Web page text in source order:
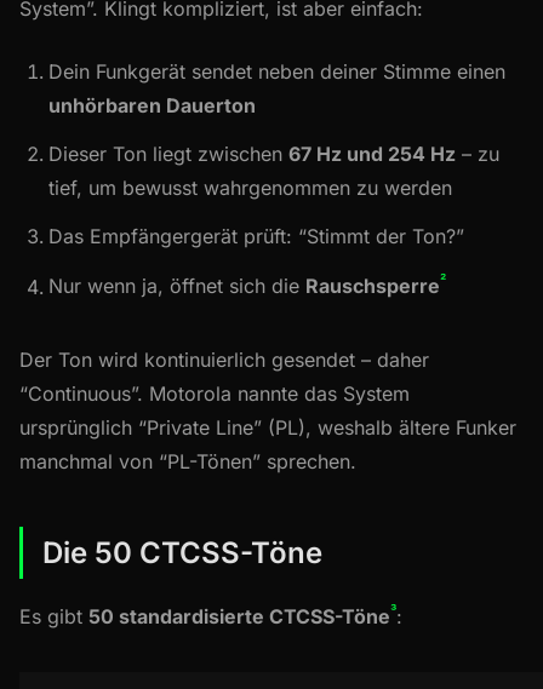
System”. Klingt kompliziert, ist aber einfach:
Dein Funkgerät sendet neben deiner Stimme einen
unhörbaren Dauerton
Dieser Ton liegt zwischen 67 Hz und 254 Hz – zu
tief, um bewusst wahrgenommen zu werden
Das Empfängergerät prüft: “Stimmt der Ton?”
Nur wenn ja, öffnet sich die Rauschsperre²
Der Ton wird kontinuierlich gesendet – daher
“Continuous”. Motorola nannte das System
ursprünglich “Private Line” (PL), weshalb ältere Funker
manchmal von “PL-Tönen” sprechen.
Die 50 CTCSS-Töne
Es gibt 50 standardisierte CTCSS-Töne³: